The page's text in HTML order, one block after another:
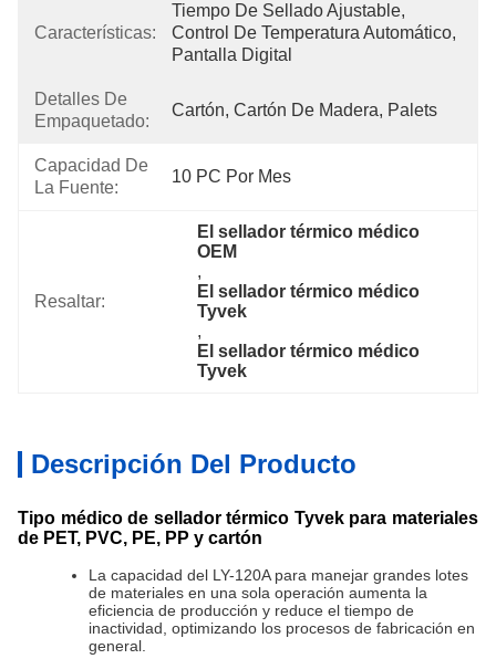
Características:
Tiempo De Sellado Ajustable,
Control De Temperatura Automático,
Pantalla Digital
Detalles De
Empaquetado:
Cartón, Cartón De Madera, Palets
Capacidad De
La Fuente:
10 PC Por Mes
Resaltar:
El sellador térmico médico
OEM
,
El sellador térmico médico
Tyvek
,
El sellador térmico médico
Tyvek
Descripción Del Producto
Tipo médico de sellador térmico Tyvek para materiales
de PET, PVC, PE, PP y cartón
La capacidad del LY-120A para manejar grandes lotes
de materiales en una sola operación aumenta la
eficiencia de producción y reduce el tiempo de
inactividad, optimizando los procesos de fabricación en
general.